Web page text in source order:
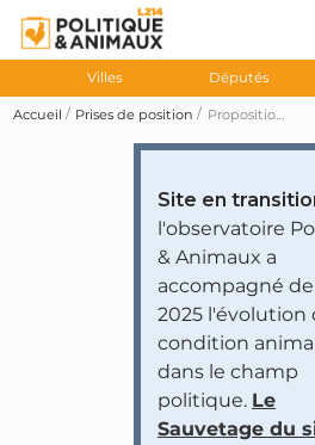
Villes Députés
Accueil Prises de position Proposition de résolution européenne de l'AN N°224 visant à «interdire la senne démersale dans la bande côtière des 12 milles dans les Hauts‑de‑France et en Normandie»
Site en
l'observatoire
& Animaux a
accompagné de
2025 l'évolution
condition
dans le champ
politique. Le
Sauvetage du